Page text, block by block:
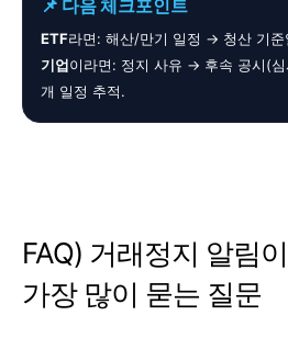
📌 다음 체크포인트
ETF라면: 해산/만기 일정 → 청산 기
기업이라면: 정지 사유 → 후속 공시(
개 일정 추적.
FAQ) 거래정지 알림
가장 많이 묻는 질문